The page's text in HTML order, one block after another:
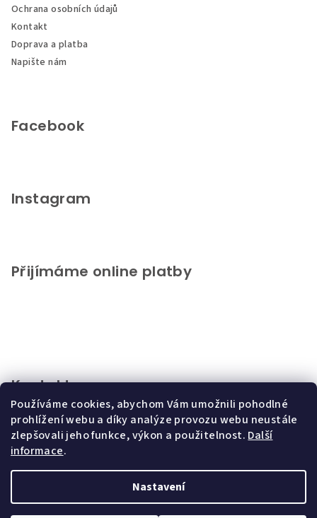
Používáme cookies, abychom Vám umožnili pohodlné
prohlížení webu a díky analýze provozu webu neustále
zlepšovali jeho funkce, výkon a použitelnost. Další
informace.
Nastavení
Ochrana osobních údajů
Kontakt
Doprava a platba
Napište nám
Facebook
Instagram
Přijímáme online platby
Kontakt
info@chupeto.cz
+420721816046